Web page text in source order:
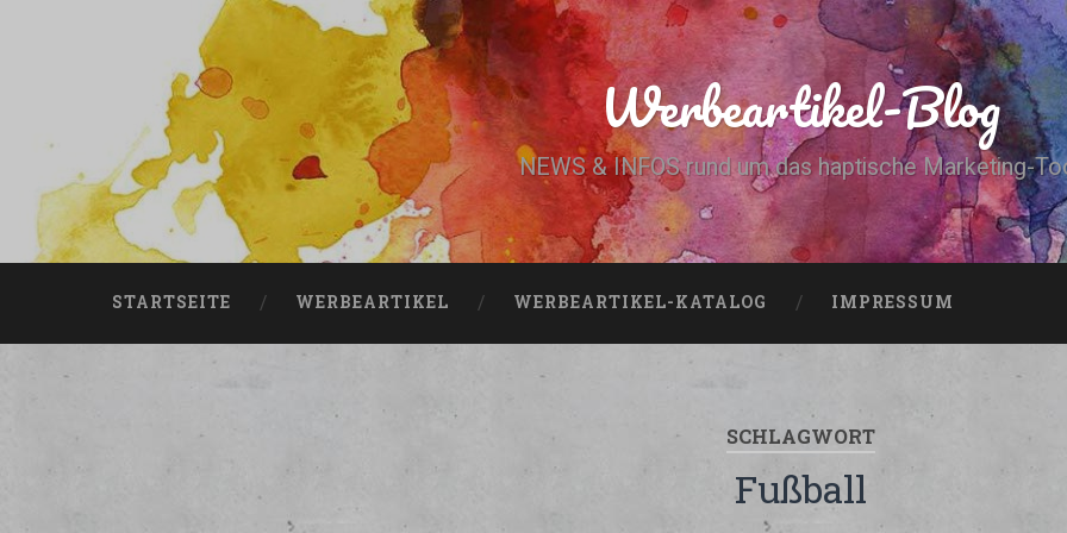
Werbeartikel-Blog
NEWS & INFOS rund um das haptische Marketing-
STARTSEITE WERBEARTIKEL WERBEARTIKEL-KATALOG IMPRESSUM
SCHLAGWORT
Fußball